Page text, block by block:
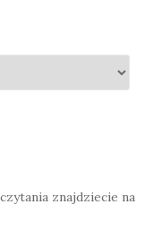
znajdziecie na